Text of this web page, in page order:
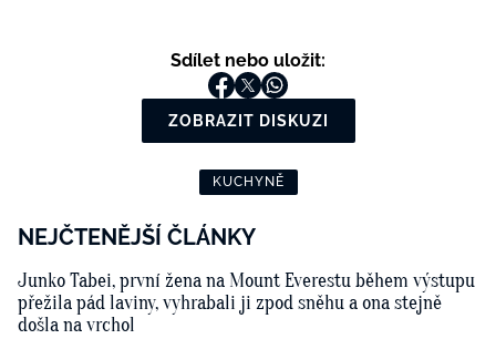
Sdílet nebo uložit:
ZOBRAZIT DISKUZI
KUCHYNĚ
NEJČTENĚJŠÍ ČLÁNKY
Junko Tabei, první žena na Mount Everestu během výstupu
přežila pád laviny, vyhrabali ji zpod sněhu a ona stejně
došla na vrchol